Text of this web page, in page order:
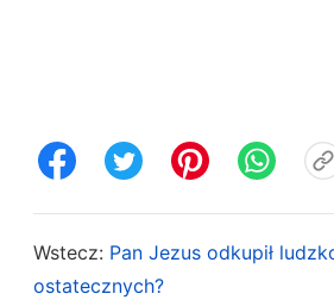
Może zastanawiacie się,
mówią: »Czy Bóg nie
przez samego Boga. Był to
perspektywy Ducha w
Wstecz: Pan Jezus odkupił
ostatecznych?